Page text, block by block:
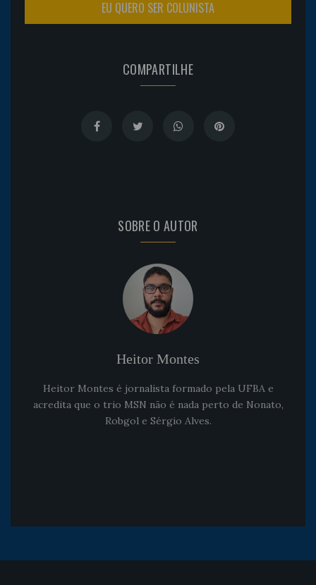
EU QUERO SER COLUNISTA
COMPARTILHE
SOBRE O AUTOR
Heitor Montes
Heitor Montes é jornalista formado pela UFBA e
acredita que o trio MSN não é nada perto de Nonato,
Robgol e Sérgio Alves.